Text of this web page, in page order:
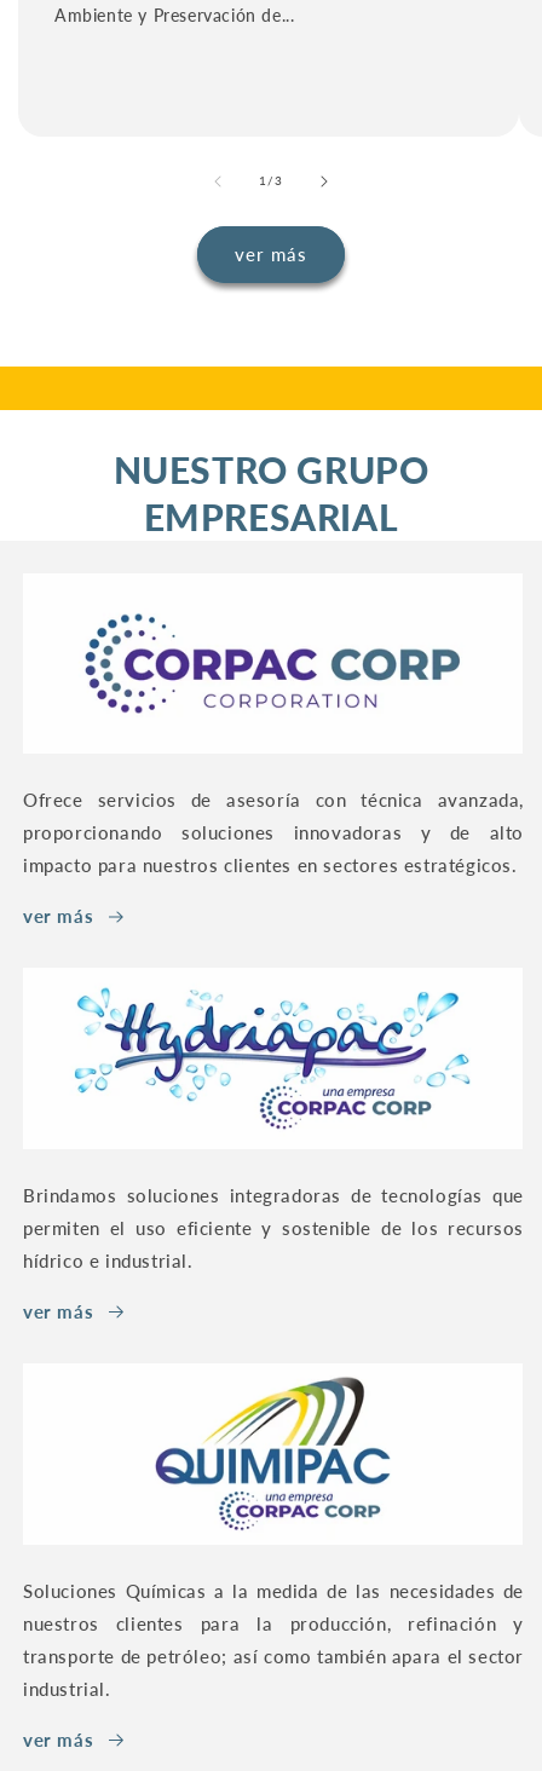
Ambiente y Preservación de...
1 /de
3
ver más
NUESTRO GRUPO
EMPRESARIAL
Ofrece servicios de asesoría con técnica avanzada,
proporcionando soluciones innovadoras y de alto
impacto para nuestros clientes en sectores estratégicos.
ver más
Brindamos soluciones integradoras de tecnologías que
permiten el uso eficiente y sostenible de los recursos
hídrico e industrial.
ver más
Soluciones Químicas a la medida de las necesidades de
nuestros clientes para la producción, refinación y
transporte de petróleo; así como también apara el sector
industrial.
ver más